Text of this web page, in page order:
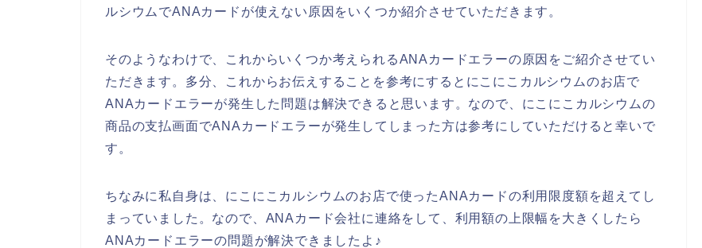
ルシウムでANAカードが使えない原因をいくつか紹介させていただきます。
そのようなわけで、これからいくつか考えられるANAカードエラーの原因をご紹介させてい
ただきます。多分、これからお伝えすることを参考にするとにこにこカルシウムのお店で
ANAカードエラーが発生した問題は解決できると思います。なので、にこにこカルシウムの
商品の支払画面でANAカードエラーが発生してしまった方は参考にしていただけると幸いで
す。
ちなみに私自身は、にこにこカルシウムのお店で使ったANAカードの利用限度額を超えてし
まっていました。なので、ANAカード会社に連絡をして、利用額の上限幅を大きくしたら
ANAカードエラーの問題が解決できましたよ♪